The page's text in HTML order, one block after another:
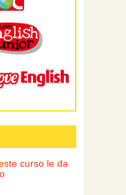
curso le da